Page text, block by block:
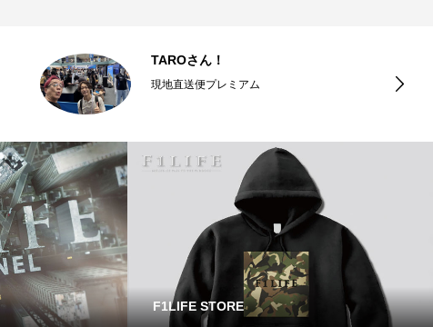
TAROさん！
現地直送便プレミアム
F1LIFE STORE